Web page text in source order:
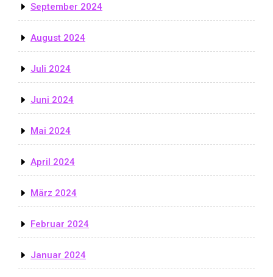
September 2024
August 2024
Juli 2024
Juni 2024
Mai 2024
April 2024
März 2024
Februar 2024
Januar 2024